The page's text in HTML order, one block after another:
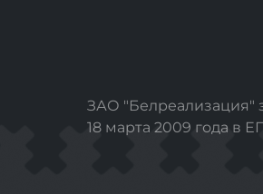
ЗАО "Белреализация"
18 марта 2009 года в